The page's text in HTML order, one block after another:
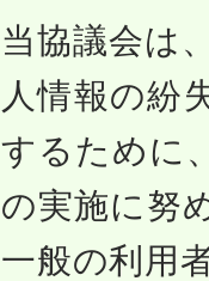
当協議会は
人情報の紛
するために
の実施に努
一般の利用